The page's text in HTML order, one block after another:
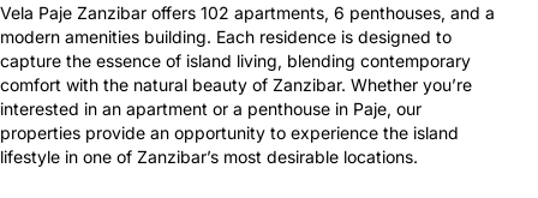
Vela Paje Zanzibar offers 102 apartments, 6 penthouses, and a
modern amenities building. Each residence is designed to
capture the essence of island living, blending contemporary
comfort with the natural beauty of Zanzibar. Whether you’re
interested in an apartment or a penthouse in Paje, our
properties provide an opportunity to experience the island
lifestyle in one of Zanzibar’s most desirable locations.